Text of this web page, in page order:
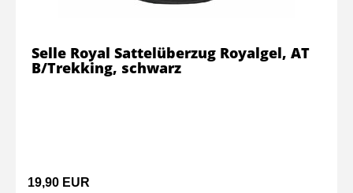
19,90 EUR
Selle Royal Sattelüberzug Royalgel, AT
B/Trekking, schwarz